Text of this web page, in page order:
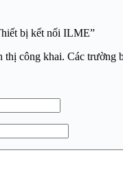
bị kết nối ILME”
thị công khai. Các trường